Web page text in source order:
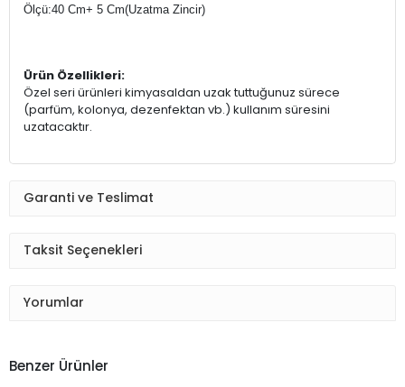
Ölçü:40 Cm+ 5 Cm(Uzatma Zincir)
Ürün Özellikleri:
Özel seri ürünleri kimyasaldan uzak tuttuğunuz sürece
(parfüm, kolonya, dezenfektan vb.) kullanım süresini
uzatacaktır.
Garanti ve Teslimat
Taksit Seçenekleri
Yorumlar
Benzer Ürünler